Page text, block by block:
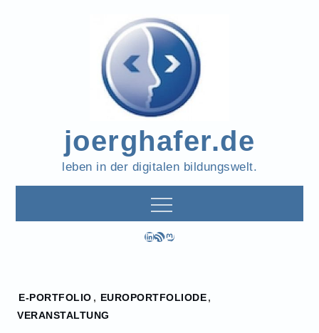
joerghafer.de
leben in der digitalen bildungswelt.
LinkedIn
RSS-FeedMastodon
Home
2016
E-PORTFOLIO , EUROPORTFOLIODE,
VERANSTALTUNG